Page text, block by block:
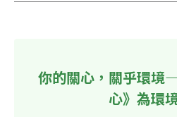
你的關心，關乎環境
心》為環